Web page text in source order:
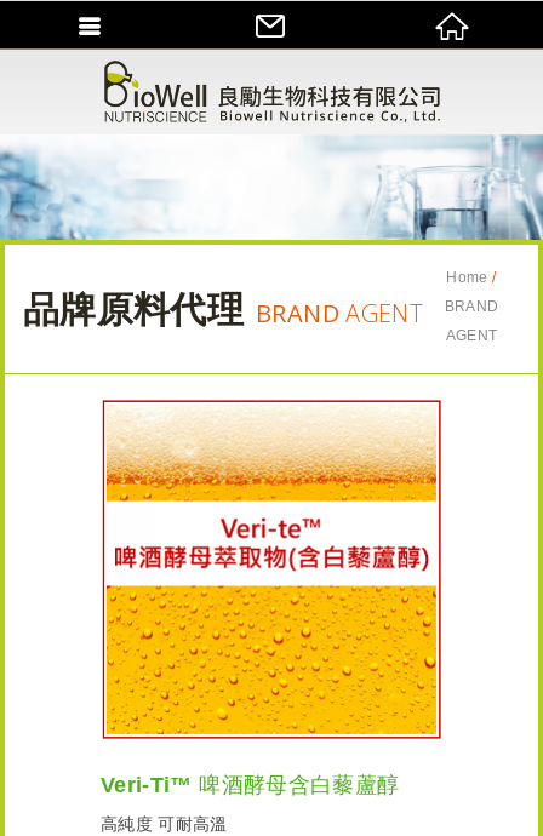
品牌原料代理 BRAND AGENT
Home
BRAND
AGENT
Veri-Ti™ 啤酒酵母含白藜蘆醇
高純度 可耐高溫